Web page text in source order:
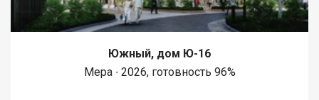
Южный, дом Ю-16
Мера ∙ 2026, готовность 96%